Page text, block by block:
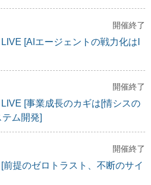
開催終了
[AIエージェントの戦力化はI
開催終了
[事業成長のカギは[情シスの
ム開発]
開催終了
前提のゼロトラスト、不断のサイ